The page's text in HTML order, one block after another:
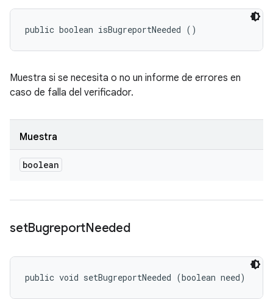
public boolean isBugreportNeeded ()
Muestra si se necesita o no un informe de errores en
caso de falla del verificador.
Muestra
boolean
setBugreportNeeded
public void setBugreportNeeded (boolean need)